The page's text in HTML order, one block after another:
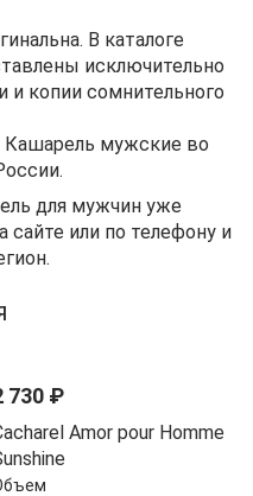
В каталоге
исключительно
и копии сомнительного
мужские во
для мужчин уже
сайте или по телефону и
730 ₽
Amor pour Homme